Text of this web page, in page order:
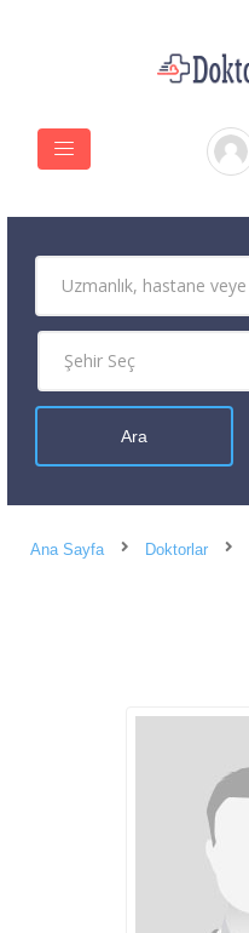
Ana Sayfa Doktorlar